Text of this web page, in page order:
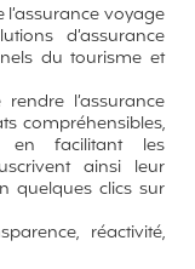
voyage
d’assurance
du tourisme et
l’assurance
compréhensibles,
en facilitant les
ainsi leur
quelques clics sur
réactivité,